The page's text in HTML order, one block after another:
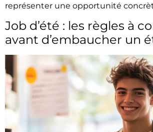
représenter une opportunité
Job d’été : les règles à
avant d’embaucher un